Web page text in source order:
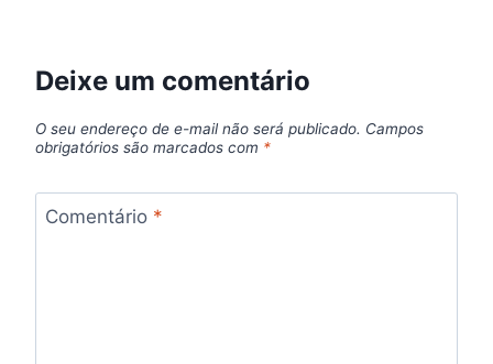
Deixe um comentário
O seu endereço de e-mail não será publicado. Campos
obrigatórios são marcados com *
Comentário *